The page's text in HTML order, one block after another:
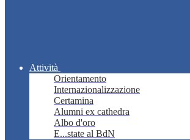
Attività
Orientamento
Internazionalizzazione
Certamina
Alumni ex cathedra
Albo d'oro
E...state al BdN